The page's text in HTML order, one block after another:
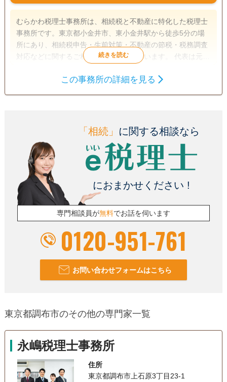
むらかわ税理士事務所は、相続税と不動産に特化した税理士
事務所です。東京都小金井市、東小金井駅から徒歩5分の場
所にあり、相続税申告・生前対策・不動産の節税・税務調査
対応などに関するご相談を幅広く承っています。 代表は元国
に所属。これまでに1万件以上の相続税申告書をチェックし
せられる専門家に頼みたい」「不動産の税金・悩みを解決し
てほしい」――そんな方に、安心してご相談いただける体制
を整えています。 当事務所では、相続で誰も損をしない。誰
も争わない。誰も置いていかれない。そんな“後悔のない相
続”の実現をミッションとし、「相続のもったいないをゼロに
する」ことを目指しています。 また、税理士の方向けには相
続税実務のアドバイザーとして申告書のレビューや書面添付
の支援を、不動産会社の皆さまには譲渡・買換・賃貸など不
動産取引に関する税務アドバイスをご提供。相談者・取引
先・地域の皆さまと共に、“安心と納得の相続”を届けるパー
トナーとして伴走します。 土日・夜間・オンライン対応も可
布市・小平市・西東京市など多摩地域の皆さまに対応してお
り、全国からのご相談も受け付けております。 ※ただいま多
遺産分割
義変更）
電話相談可 土日相談可 初回相談無料
18時以降相談可 オンライン面談可 事務所面談可
この事務所の詳細を見る
「相続」 に関する相談なら
におまかせください !
専門相談員が無料でお話を伺います
0120-951-761
お問い合わせフォームはこちら
東京都調布市のその他の専門家一覧
永嶋税理士事務所
住所
東京都調布市上石原3丁目23-1